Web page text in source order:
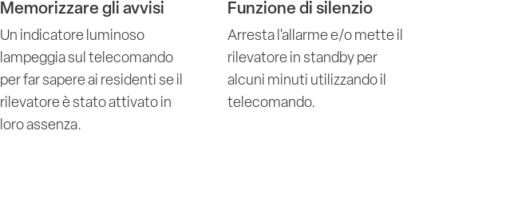
Memorizzare gli avvisi
Un indicatore luminoso
lampeggia sul telecomando
per far sapere ai residenti se il
rilevatore è stato attivato in
loro assenza.
Funzione di silenzio
Arresta l'allarme e/o mette il
rilevatore in standby per
alcuni minuti utilizzando il
telecomando.